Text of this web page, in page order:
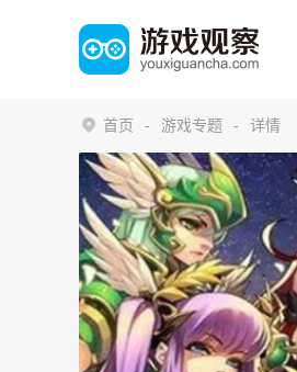
首页 游戏专题 详情